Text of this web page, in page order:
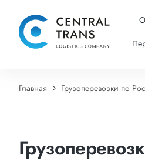
Главная Грузоперевозки по